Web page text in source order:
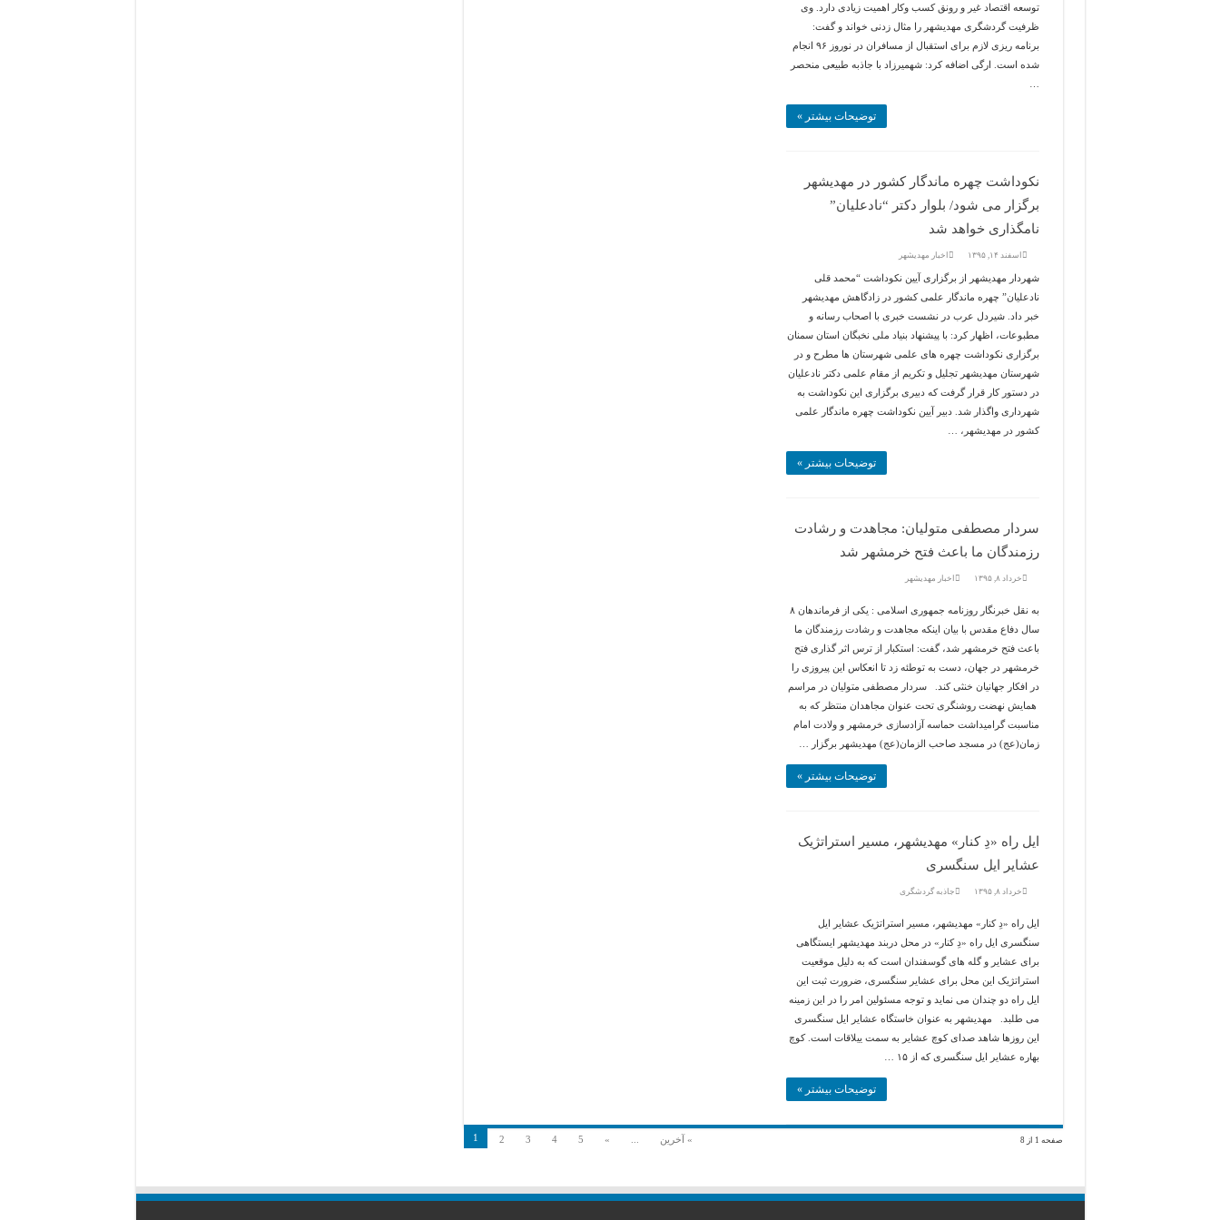
توسعه اقتصاد غیر و رونق کسب وکار اهمیت زیادی دارد. وی
ظرفیت گردشگری مهدیشهر را مثال زدنی خواند و گفت:
برنامه ریزی لازم برای استقبال از مسافران در نوروز ۹۶ انجام
شده است. ارگی اضافه کرد: شهمیرزاد با جاذبه طبیعی منحصر
توضیحات بیشتر »
نکوداشت چهره ماندگار کشور در مهدیشهر
برگزار می شود/ بلوار دکتر “نادعلیان”
نامگذاری خواهد شد
اسفند ۱۴, ۱۳۹۵ اخبار مهديشهر
شهردار مهدیشهر از برگزاری آیین نکوداشت “محمد قلی
نادعلیان” چهره ماندگار علمی کشور در زادگاهش مهدیشهر
خبر داد. شیردل عرب در نشست خبری با اصحاب رسانه و
مطبوعات، اظهار کرد: با پیشنهاد بنیاد ملی نخبگان استان سمنان
برگزاری نکوداشت چهره های علمی شهرستان ها مطرح و در
شهرستان مهدیشهر تجلیل و تکریم از مقام علمی دکتر نادعلیان
در دستور کار قرار گرفت که دبیری برگزاری این نکوداشت به
شهرداری واگذار شد. دبیر آیین نکوداشت چهره ماندگار علمی
کشور در مهدیشهر، …
توضیحات بیشتر »
سردار مصطفی متولیان: مجاهدت و رشادت
رزمندگان ما باعث فتح خرمشهر شد
خرداد ۸, ۱۳۹۵ اخبار مهديشهر
به نقل خبرنگار روزنامه جمهوری اسلامی : یکی از فرماندهان ۸
سال دفاع مقدس با بیان اینکه مجاهدت و رشادت رزمندگان ما
باعث فتح خرمشهر شد، گفت: استکبار از ترس اثر گذاری فتح
خرمشهر در جهان، دست به توطئه زد تا انعکاس این پیروزی را
در افکار جهانیان خنثی کند. سردار مصطفی متولیان در مراسم
همایش نهضت روشنگری تحت عنوان مجاهدان منتظر که به
مناسبت گرامیداشت حماسه آزادسازی خرمشهر و ولادت امام
زمان(عج) در مسجد صاحب الزمان(عج) مهدیشهر برگزار …
توضیحات بیشتر »
ایل راه «دِ کنار» مهدیشهر، مسیر استراتژیک
عشایر ایل سنگسری
خرداد ۸, ۱۳۹۵ جاذبه گردشگری
ایل راه «دِ کنار» مهدیشهر، مسیر استراتژیک عشایر ایل
سنگسری ایل راه «دِ کنار» در محل دربند مهدیشهر ایستگاهی
برای عشایر و گله های گوسفندان است که به دلیل موقعیت
استراتژیک این محل برای عشایر سنگسری، ضرورت ثبت این
ایل راه دو چندان می نماید و توجه مسئولین امر را در این زمینه
می طلبد. مهدیشهر به عنوان خاستگاه عشایر ایل سنگسری
این روزها شاهد صدای کوچ عشایر به سمت ییلاقات است. کوچ
بهاره عشایر ایل سنگسری که از ۱۵ …
توضیحات بیشتر »
صفحه 1 از 8 1 2 3 4 5 » » آخرین